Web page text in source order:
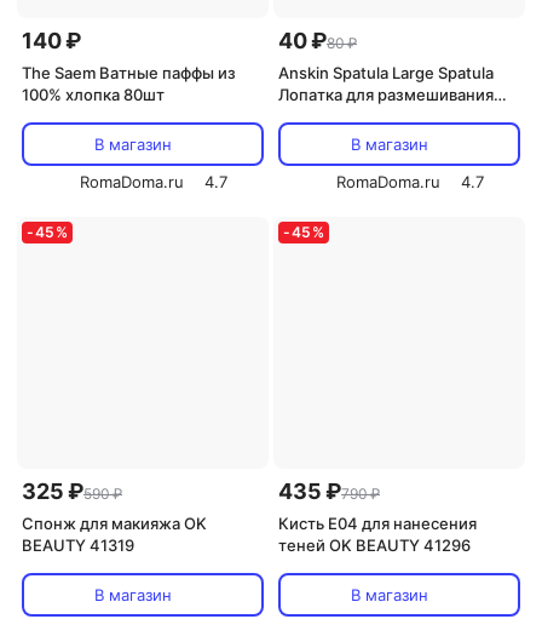
140 ₽
The Saem Ватные паффы из
100% хлопка 80шт
В магазин
RomaDoma.ru
4.7
40 ₽80 ₽
Anskin Spatula Large Spatula
Лопатка для размешивания
В магазин
RomaDoma.ru
4.7
-45 %
325 ₽590 ₽
Спонж для макияжа OK
BEAUTY 41319
В магазин
-45 %
435 ₽790 ₽
Кисть Е04 для нанесения
теней OK BEAUTY 41296
В магазин